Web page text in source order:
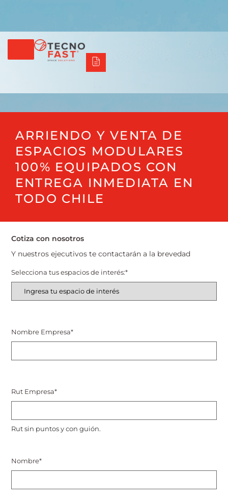
ARRIENDO Y VENTA DE
ESPACIOS MODULARES
100% EQUIPADOS CON
ENTREGA INMEDIATA EN
TODO CHILE
Cotiza con nosotros
Y nuestros ejecutivos te contactarán a la brevedad
Selecciona tus espacios de interés:*
Nombre Empresa*
Rut Empresa*
Rut sin puntos y con guión.
Nombre*